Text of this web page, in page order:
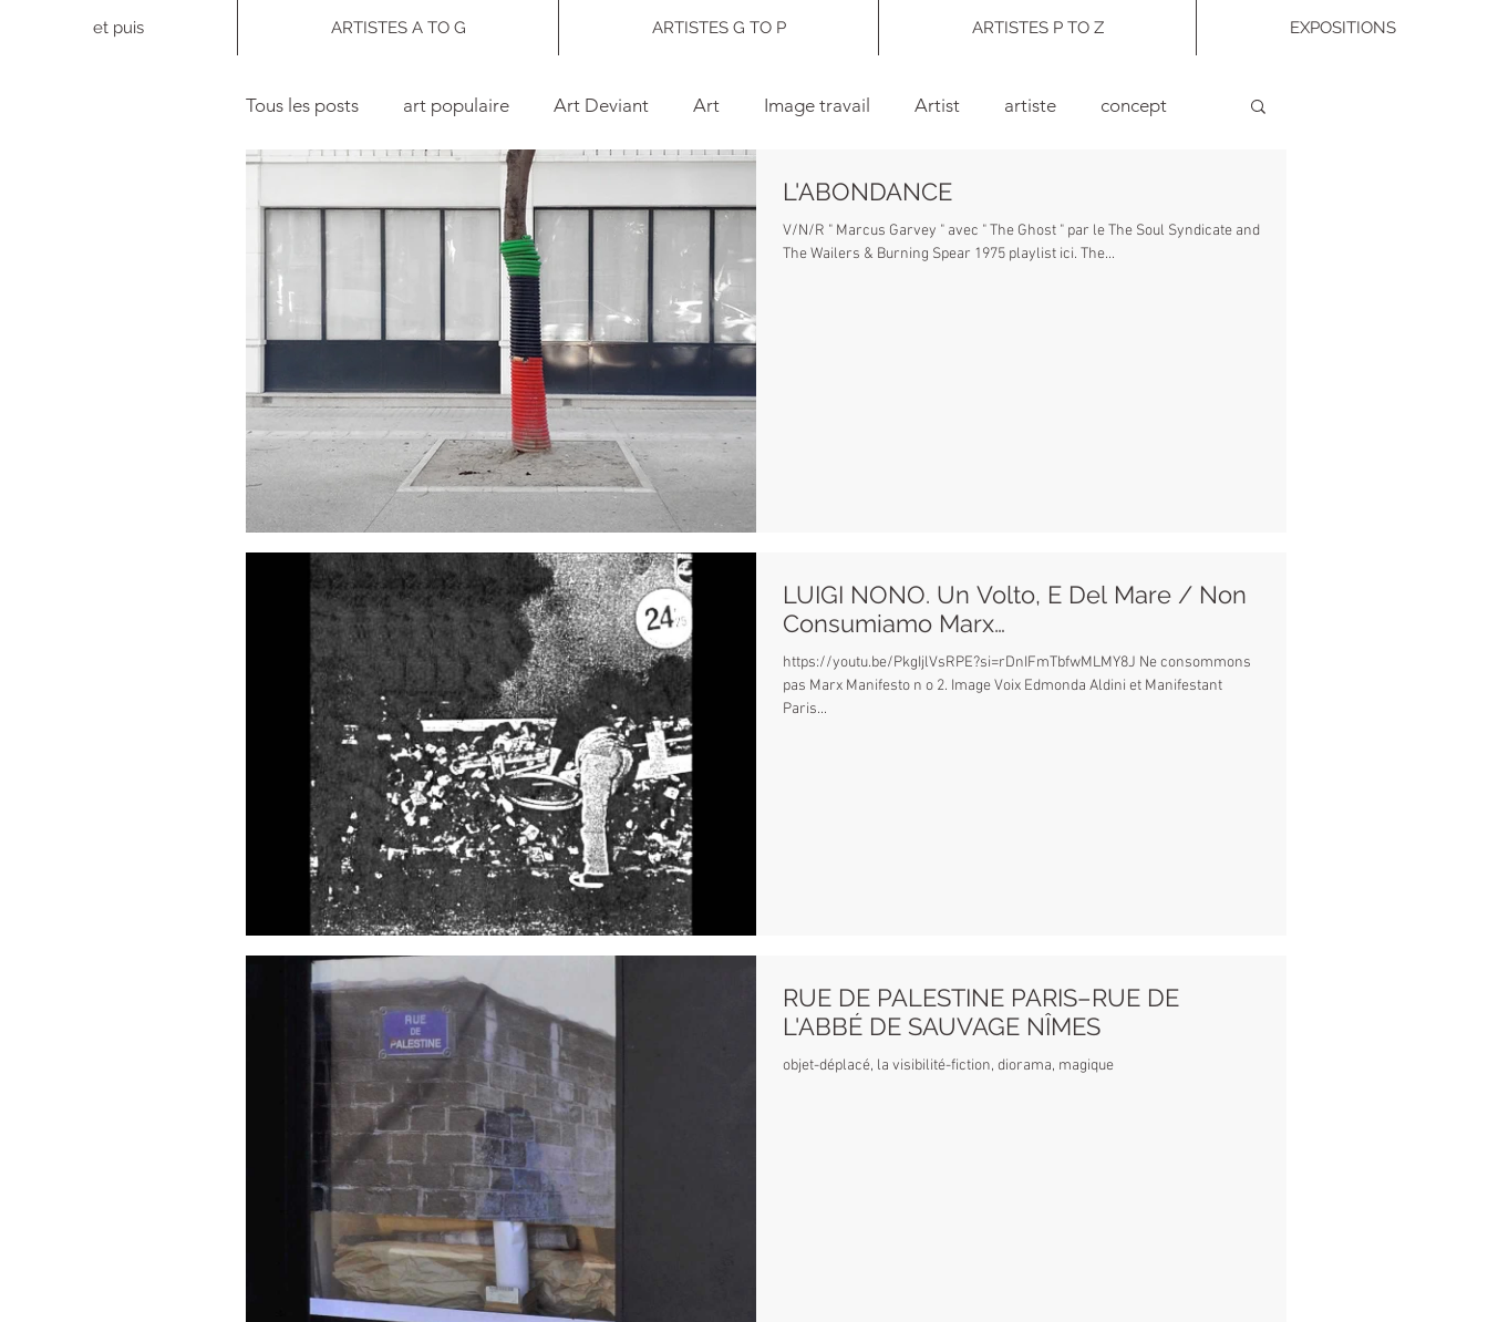
et puis ARTISTES A TO G ARTISTES G TO P ARTISTES P TO Z EXPOSITIONS
Tous les posts art populaire Art Deviant Art Image travail Artist artiste concept
collection Claude Viallat
L'ABONDANCE
V/N/R " Marcus Garvey " avec " The Ghost " par le The Soul Syndicate and
The Wailers & Burning Spear 1975 playlist ici. The...
LUIGI NONO. Un Volto, E Del Mare / Non
Consumiamo Marx…
https://youtu.be/PkgIjlVsRPE?si=rDnIFmTbfwMLMY8J Ne consommons
pas Marx Manifesto n o 2. Image Voix Edmonda Aldini et Manifestant
Paris...
RUE DE PALESTINE PARIS–RUE DE
L'ABBÉ DE SAUVAGE NÎMES
objet-déplacé, la visibilité-fiction, diorama, magique